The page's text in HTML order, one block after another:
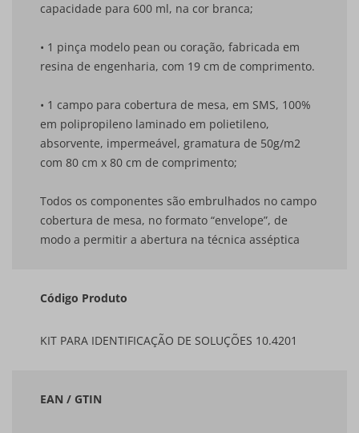
capacidade para 600 ml, na cor branca;
• 1 pinça modelo pean ou coração, fabricada em
resina de engenharia, com 19 cm de comprimento.
• 1 campo para cobertura de mesa, em SMS, 100%
em polipropileno laminado em polietileno,
absorvente, impermeável, gramatura de 50g/m2
com 80 cm x 80 cm de comprimento;
Todos os componentes são embrulhados no campo
cobertura de mesa, no formato “envelope”, de
modo a permitir a abertura na técnica asséptica
Código Produto
KIT PARA IDENTIFICAÇÃO DE SOLUÇÕES 10.4201
EAN / GTIN